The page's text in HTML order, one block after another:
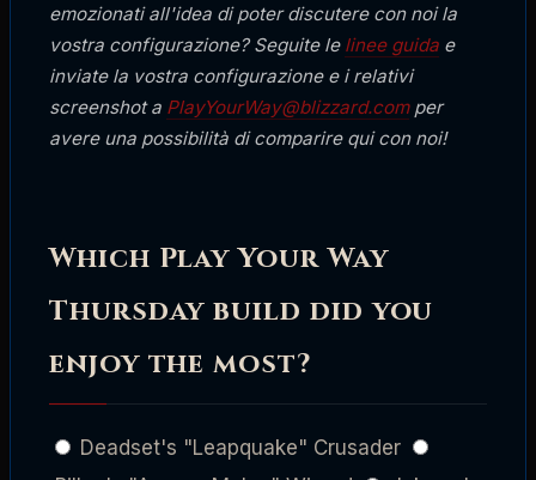
emozionati all'idea di poter discutere con noi la
vostra configurazione? Seguite le linee guida e
inviate la vostra configurazione e i relativi
screenshot a PlayYourWay@blizzard.comper
avere una possibilità di comparire qui con noi!
Which Play Your Way
Thursday build did you
enjoy the most?
Deadset's "Leapquake" Crusader